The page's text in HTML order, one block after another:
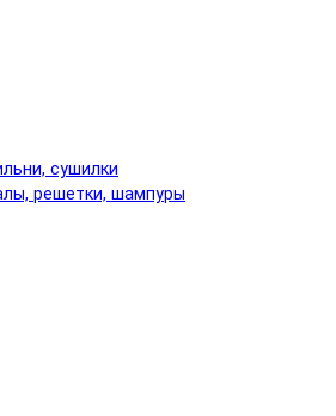
сушилки
решетки, шампуры